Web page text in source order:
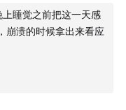
时，我真的所剩无几…
弃了对我的一切要求，
，陷入无助，这就是我
在做自己喜欢的事情进
…未来的青少年们压力
上睡觉之前把这一天感
崩溃的时候拿出来看应